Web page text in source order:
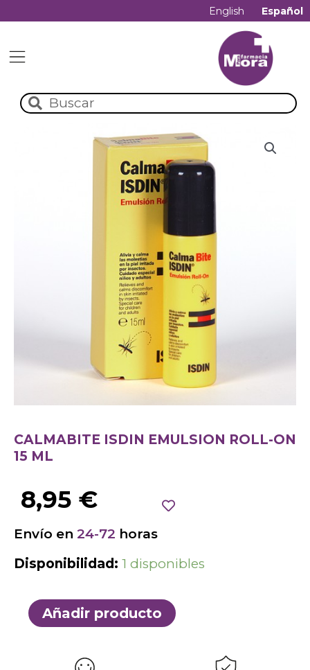
English Español
CALMABITE ISDIN EMULSION ROLL-ON
15 ML
8,95 €
Envío en 24-72 horas
Disponibilidad: 1 disponibles
Añadir producto